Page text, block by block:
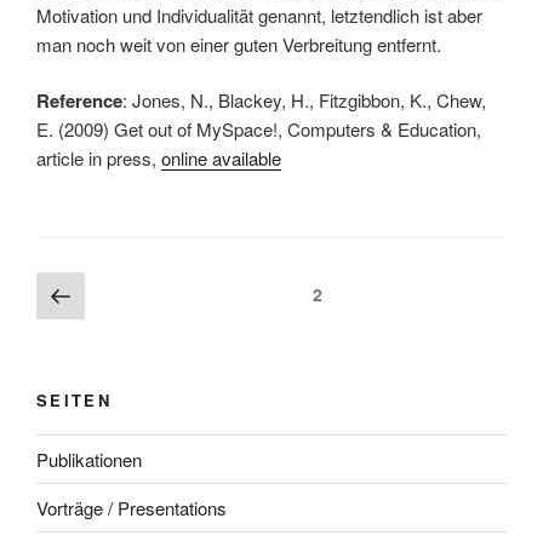
Motivation und Individualität genannt, letztendlich ist aber
man noch weit von einer guten Verbreitung entfernt.
Reference: Jones, N., Blackey, H., Fitzgibbon, K., Chew,
E. (2009) Get out of MySpace!, Computers & Education,
article in press, online available
Beitragsnavigation
Vorherige
Seite
Seite2
SEITEN
Publikationen
Vorträge / Presentations